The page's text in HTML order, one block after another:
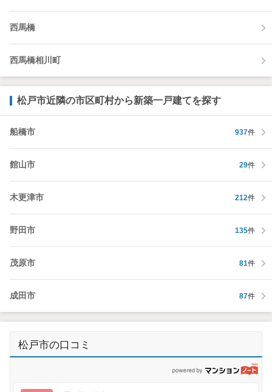
西馬橋
西馬橋相川町
松戸市近隣の市区町村から新築一戸建てを探す
船橋市 937件
館山市 29件
木更津市 212件
野田市 135件
茂原市 81件
成田市 87件
松戸市の口コミ